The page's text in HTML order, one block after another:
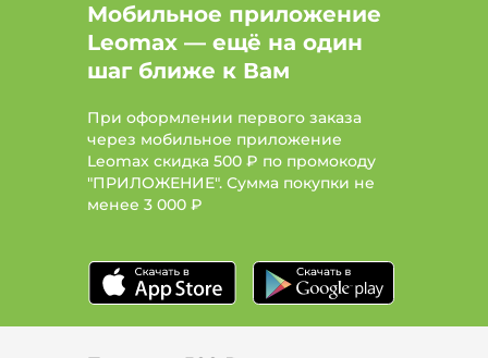
Мобильное приложение
Leomax — ещё на один
шаг ближе к Вам
При оформлении первого заказа
через мобильное приложение
Leomax скидка 500 ₽ по промокоду
"ПРИЛОЖЕНИЕ". Сумма покупки не
менее 3 000 ₽